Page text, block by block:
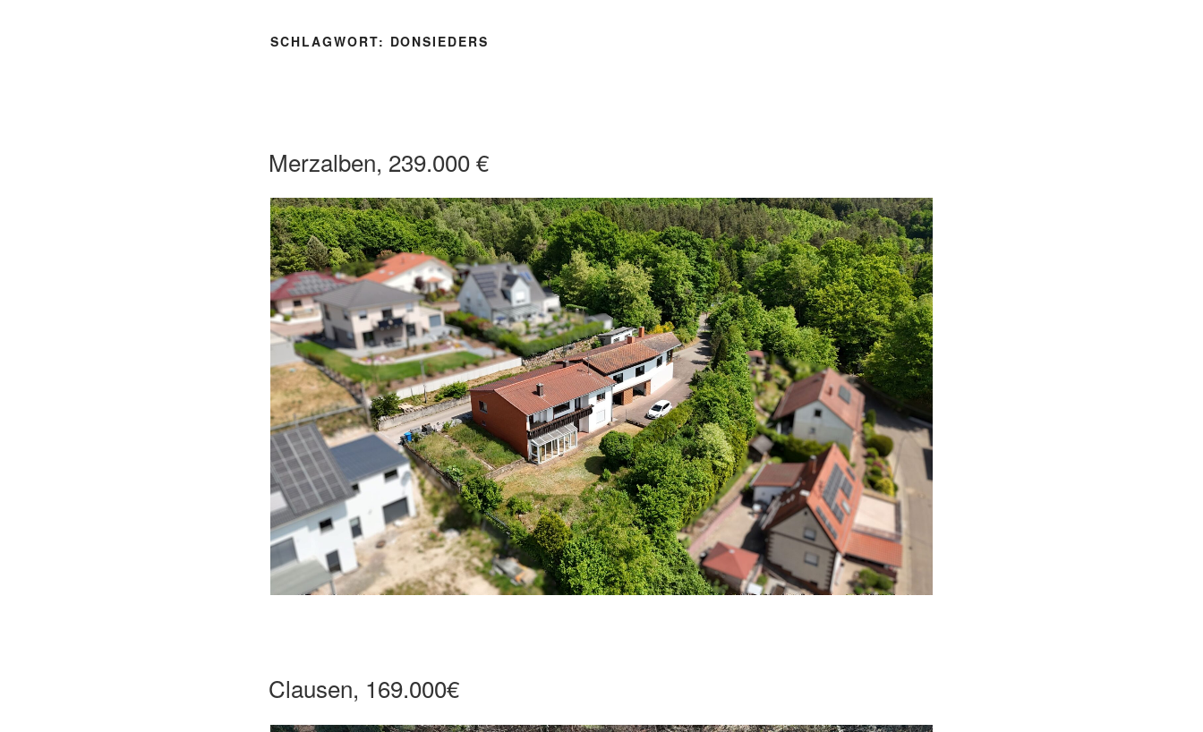
SCHLAGWORT: DONSIEDERS
Merzalben, 239.000 €
Clausen, 169.000€